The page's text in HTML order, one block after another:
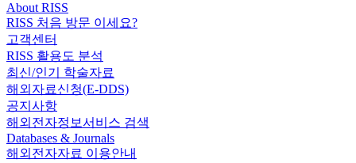
About RISS
RISS 처음 방문 이세요?
고객센터
RISS 활용도 분석
최신/인기 학술자료
해외자료신청(E-DDS)
공지사항
해외전자정보서비스 검색
Databases & Journals
해외전자자료 이용안내